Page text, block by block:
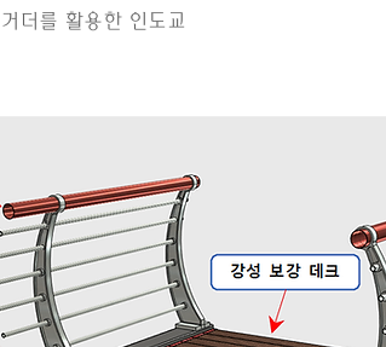
더를 활용한 인도교